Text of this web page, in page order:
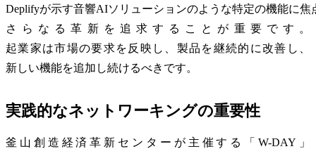
Deplifyが示す音響AIソリューションのような特定の機能に焦
さらなる革新を追求することが重要です。
起業家は市場の要求を反映し、製品を継続的に改善し、
新しい機能を追加し続けるべきです。
実践的なネットワーキングの重要性
釜山創造経済革新センターが主催する「W-DAY」